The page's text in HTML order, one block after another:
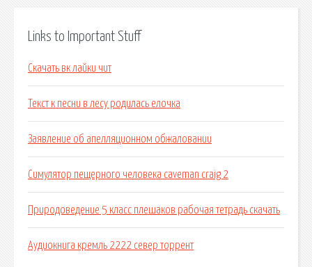
Links to Important Stuff
Скачать вк лайки чит
Текст к песни в лесу родилась елочка
Заявление об апелляционном обжаловании
Симулятор пещерного человека caveman craig 2
Природоведение 5 класс плешаков рабочая тетрадь скачать
Аудиокнига кремль 2222 север торрент